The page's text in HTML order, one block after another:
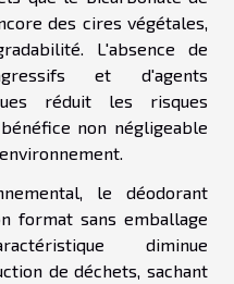
des cires végétales,
L'absence de
et d'agents
réduit les risques
non négligeable
le déodorant
format sans emballage
diminue
de déchets, sachant